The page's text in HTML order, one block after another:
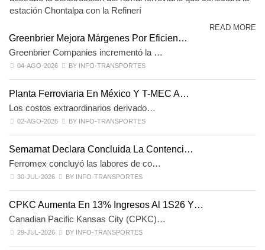
estación Chontalpa con la Refinerí
READ MORE
Greenbrier Mejora Márgenes Por Eficien…
Greenbrier Companies incrementó la …
04-AGO-2026 BY INFO-TRANSPORTES
Planta Ferroviaria En México Y T-MEC A…
Los costos extraordinarios derivado…
02-AGO-2026 BY INFO-TRANSPORTES
Semarnat Declara Concluida La Contenci…
Ferromex concluyó las labores de co…
30-JUL-2026 BY INFO-TRANSPORTES
CPKC Aumenta En 13% Ingresos Al 1S26 Y…
Canadian Pacific Kansas City (CPKC)…
29-JUL-2026 BY INFO-TRANSPORTES